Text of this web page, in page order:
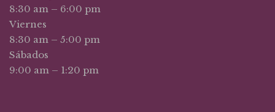
8:30 am – 6:00 pm
Viernes
8:30 am – 5:00 pm
Sábados
9:00 am – 1:20 pm